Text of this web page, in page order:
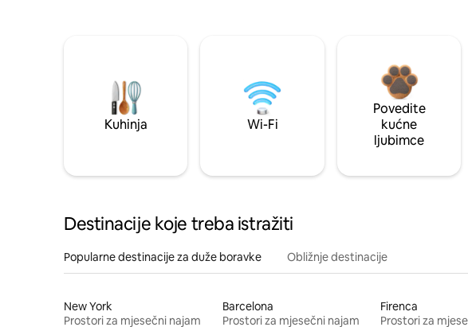
Kuhinja Wi-Fi
Povedite
kućne
ljubimce
Destinacije koje treba istražiti
Popularne destinacije za duže boravke Obližnje destinacije
New York
Prostori za mjesečni najam
Barcelona
Prostori za mjesečni najam
Firenca
Prostori za